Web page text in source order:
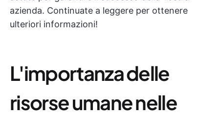
azienda. Continuate a leggere per ottenere
ulteriori informazioni!
L'importanza delle
risorse umane nelle